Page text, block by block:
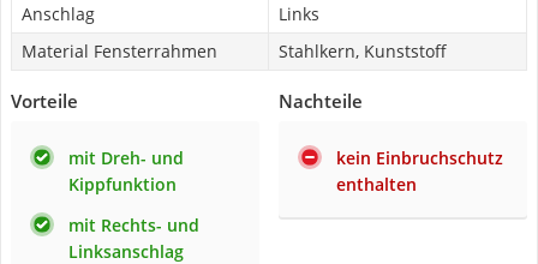
Anschlag
Links
Material Fensterrahmen
Stahlkern, Kunststoff
Vorteile
mit Dreh- und
Kippfunktion
mit Rechts- und
Linksanschlag
Nachteile
kein Einbruchschutz
enthalten